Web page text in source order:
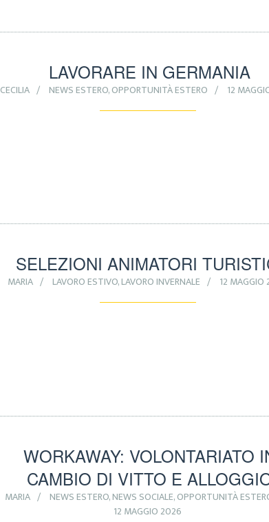
LAVORARE IN GERMANIA
CECILIA NEWS ESTERO,OPPORTUNITÀ ESTERO 12
SELEZIONI ANIMATORI
MARIA LAVORO ESTIVO,LAVORO INVERNALE 12
WORKAWAY: VOLONTARIATO
CAMBIO DI VITTO E
MARIA NEWS ESTERO,NEWS SOCIALE,OPPORTUNITÀ
12 MAGGIO 2026